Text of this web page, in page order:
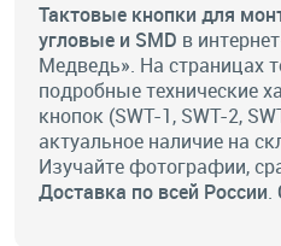
Тактовые кнопки для
угловые и SMD в
Медведь». На страницах
подробные технические
кнопок (SWT-1, SWT-2,
актуальное наличие на
Изучайте фотографии,
Доставка по всей России.